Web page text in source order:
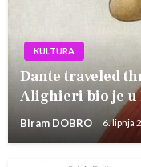
KULTURA
Dante traveled
Alighieri bio je u
Biram DOBRO 6. lipnja